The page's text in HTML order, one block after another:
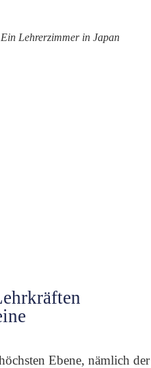
Ein Lehrerzimmer in Japan
Ebene, nämlich der